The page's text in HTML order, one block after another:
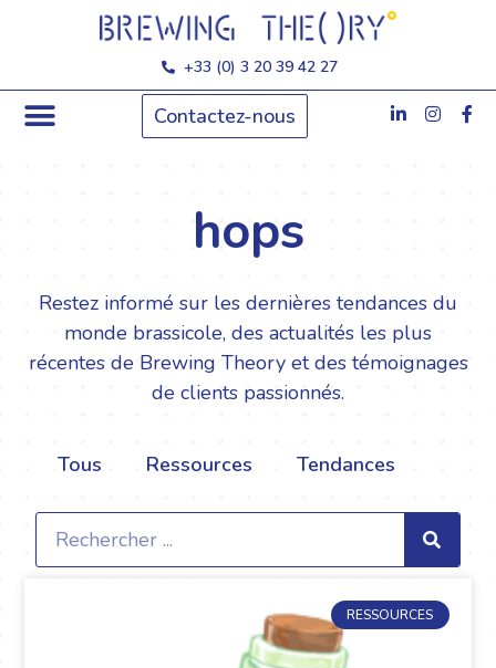
+33 (0) 3 20 39 42 27
Contactez-nous
hops
Restez informé sur les dernières tendances du
monde brassicole, des actualités les plus
récentes de Brewing Theory et des témoignages
de clients passionnés.
Tous Ressources Tendances
RESSOURCES